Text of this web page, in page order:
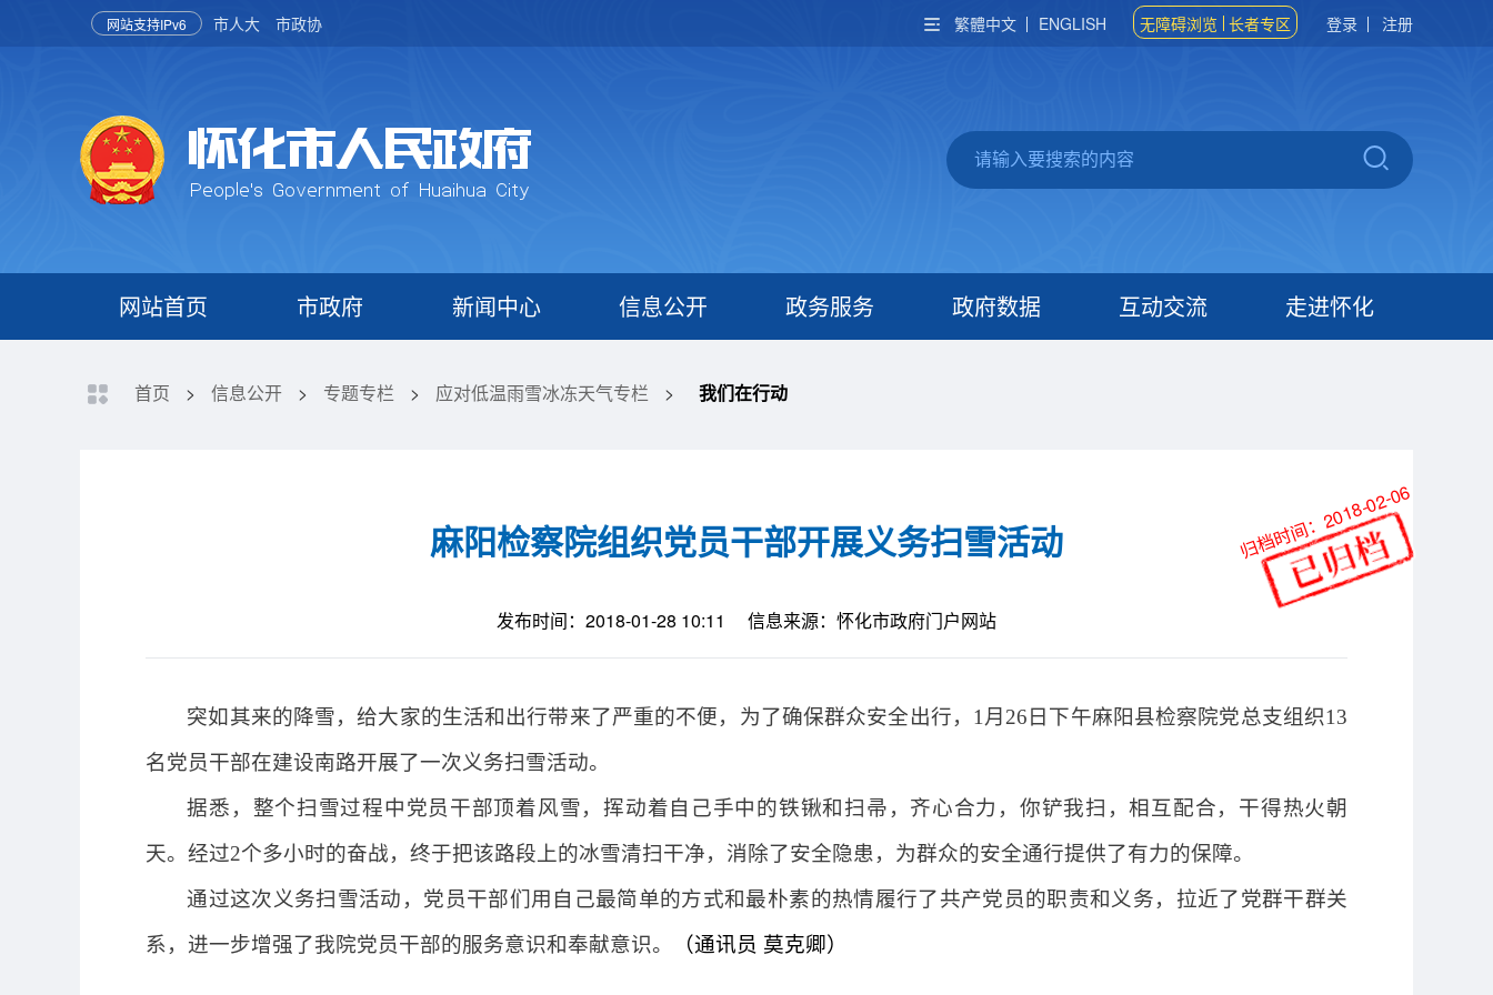
网站支持IPv6 市人大 市政协 繁體中文 ENGLISH 无障碍浏览 长者专区 登录 注册
网站首页 市政府 新闻中心 信息公开 政务服务 政府数据 互动交流 走进怀化
首页 > 信息公开 > 专题专栏 > 应对低温雨雪冰冻天气专栏 > 我们在行动
麻阳检察院组织党员干部开展义务扫雪活动
发布时间：2018-01-28 10:11 信息来源：怀化市政府门户网站
突如其来的降雪，给大家的生活和出行带来了严重的不便，为了确保群众安全出行，1月26日下午麻阳县检察院党总支组织13
名党员干部在建设南路开展了一次义务扫雪活动。
据悉，整个扫雪过程中党员干部顶着风雪，挥动着自己手中的铁锹和扫帚，齐心合力，你铲我扫，相互配合，干得热火朝
天。经过2个多小时的奋战，终于把该路段上的冰雪清扫干净，消除了安全隐患，为群众的安全通行提供了有力的保障。
通过这次义务扫雪活动，党员干部们用自己最简单的方式和最朴素的热情履行了共产党员的职责和义务，拉近了党群干群关
系，进一步增强了我院党员干部的服务意识和奉献意识。
（通讯员 莫克卿）
归档时间：2018-02-06